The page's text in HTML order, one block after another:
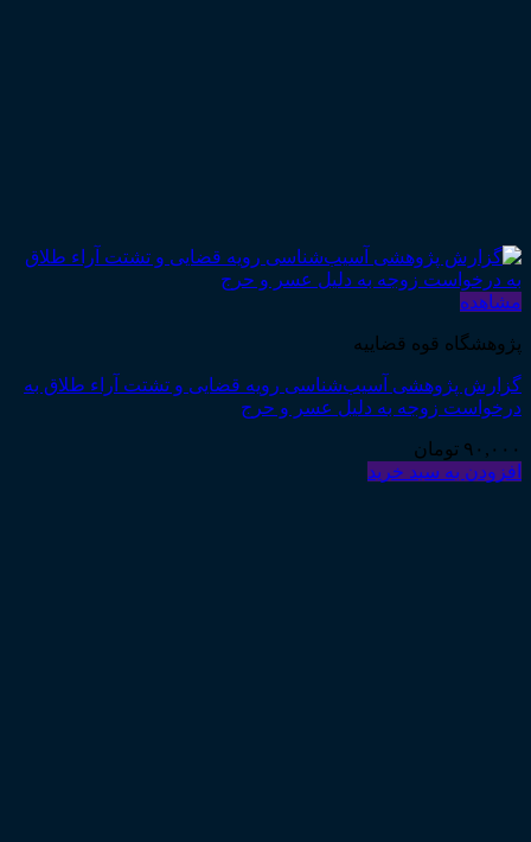
مشاهده
پژوهشگاه قوه قضاییه
گزارش پژوهشی آسیب‌شناسی رویه قضایی و تشتت آراء طلاق به
درخواست زوجه به دلیل عسر و حرج
۹۰,۰۰۰ تومان
افزودن به سبد خرید